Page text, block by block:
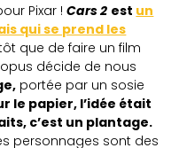
Pixar !Cars 2 est un
qui se prend les
que de faire un film
décide de nous
portée par un sosie
le papier, l’idée était
c’est un plantage.
personnages sont des